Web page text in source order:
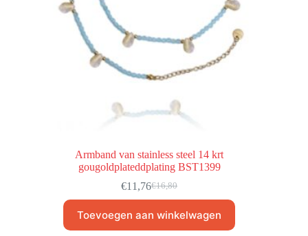
Armband van stainless steel 14 krt
gougoldplateddplating BST1399
€16,80
€11,76
Toevoegen aan winkelwagen